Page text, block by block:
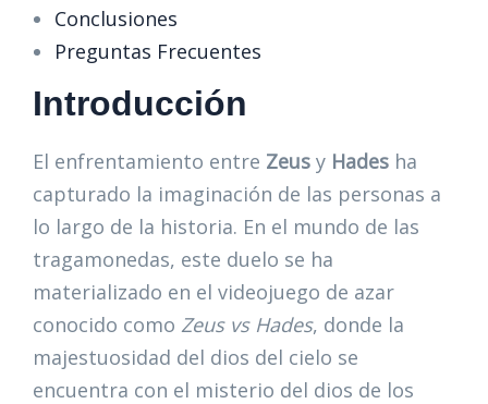
Conclusiones
Preguntas Frecuentes
Introducción
El enfrentamiento entre Zeus y Hades ha
capturado la imaginación de las personas a
lo largo de la historia. En el mundo de las
tragamonedas, este duelo se ha
materializado en el videojuego de azar
conocido como Zeus vs Hades, donde la
majestuosidad del dios del cielo se
encuentra con el misterio del dios de los